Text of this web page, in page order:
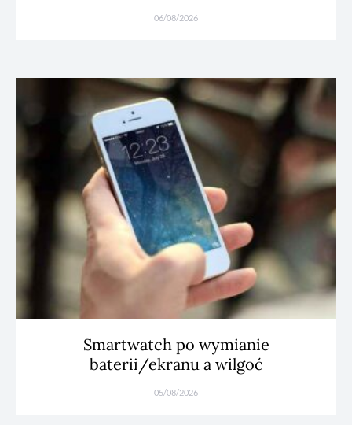
06/08/2026
Smartwatch po wymianie
baterii/ekranu a wilgoć
05/08/2026